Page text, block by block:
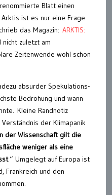
Blatt einen
Arktis ist es nur eine Frage
das Magazin: ARKTIS:
nicht zuletzt am
Zeitenwende wohl schon
absurder Spekulations-
Bedrohung und wann
Kleine Randnotiz
Verständnis der Klimapanik
der Wissenschaft gilt die
weniger als eine
.“ Umgelegt auf Europa ist
Frankreich und den